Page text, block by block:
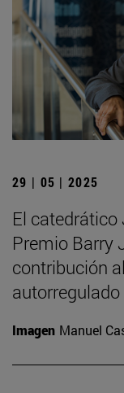
29 | 05 | 2025
El catedrático
Premio Barry
contribución
autorregulado
Imagen Manuel